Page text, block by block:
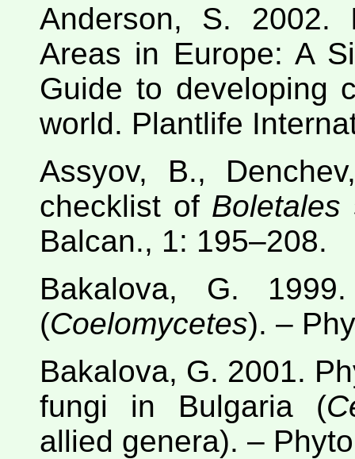
Anderson, S. 2002.
Areas in Europe: A
Guide to developing
world. Plantlife
Assyov, B.,
checklist of Boletales
Balcan., 1: 195–208.
Bakalova, G.
(Coelomycetes). –
Bakalova, G. 2001.
fungi in Bulgaria (
allied genera). –